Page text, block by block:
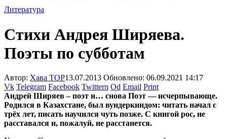
Литература
Стихи Андрея Ширяева.
Поэты по субботам
Автор: Хава ТОР13.07.2013 Обновлено: 06.09.2021 14:17
Vk Telegram Facebook Twittern Od Email Print
Андрей Ширяев – поэт и… снова Поэт — исчерпывающе.
Родился в Казахстане, был вундеркиндом: читать начал с
трёх лет, писать научился чуть позже. С книгой рос, не
расставался и, пожалуй, не расстанется.